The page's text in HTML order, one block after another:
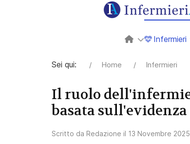
Infermieri
Sei qui: Home Infermieri
Il ruolo
basata
Scritto da Redazione il 13 Novembre 2025